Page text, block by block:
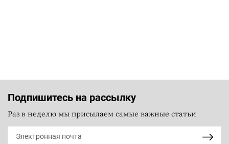
Подпишитесь на рассылку
Раз в неделю мы присылаем самые важные статьи